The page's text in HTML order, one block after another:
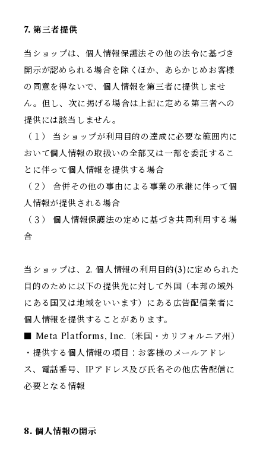
7. 第三者提供
当ショップは、個人情報保護法その他の法令に基づき
開示が認められる場合を除くほか、あらかじめお客様
の同意を得ないで、個人情報を第三者に提供しませ
ん。但し、次に掲げる場合は上記に定める第三者への
提供には該当しません。
（１） 当ショップが利用目的の達成に必要な範囲内に
おいて個人情報の取扱いの全部又は一部を委託するこ
とに伴って個人情報を提供する場合
（２） 合併その他の事由による事業の承継に伴って個
人情報が提供される場合
（３） 個人情報保護法の定めに基づき共同利用する場
合
当ショップは、2. 個人情報の利用目的(3)に定められた
目的のために以下の提供先に対して外国（本邦の域外
にある国又は地域をいいます）にある広告配信業者に
個人情報を提供することがあります。
■ Meta Platforms, Inc.（米国・カリフォルニア州）
・提供する個人情報の項目：お客様のメールアドレ
ス、電話番号、IPアドレス及び氏名その他広告配信に
必要となる情報
8. 個人情報の開示